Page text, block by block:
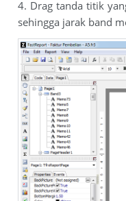
4. Drag tanda titik
sehingga jarak band